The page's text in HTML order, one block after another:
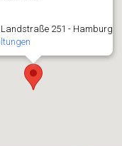
251 - Hamburg